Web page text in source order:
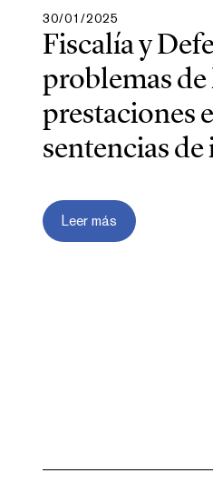
30/01/2025
Fiscalía y
problemas de
prestaciones
sentencias
Leer más